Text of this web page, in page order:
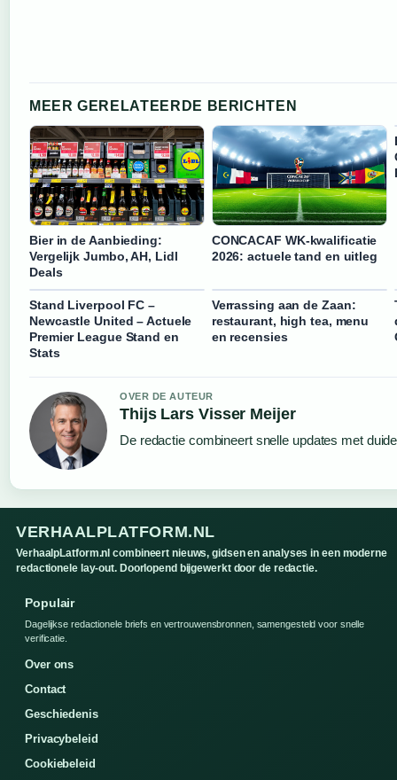
MEER GERELATEERDE BERICHTEN
Bier in de Aanbieding:
Vergelijk Jumbo, AH, Lidl
Deals
CONCACAF WK-kwalificatie
2026: actuele tand en uitleg
Stand Liverpool FC –
Newcastle United – Actuele
Premier League Stand en
Stats
Verrassing aan de Zaan:
restaurant, high tea, menu
en recensies
OVER DE AUTEUR
Thijs Lars Visser Meijer
De redactie combineert snelle updates met
VERHAALPLATFORM.NL
VerhaalpLatform.nl combineert nieuws, gidsen en analyses in een moderne
redactionele lay-out. Doorlopend bijgewerkt door de redactie.
Populair
Dagelijkse redactionele briefs en vertrouwensbronnen, samengesteld voor snelle
verificatie.
Over ons
Contact
Geschiedenis
Privacybeleid
Cookiebeleid